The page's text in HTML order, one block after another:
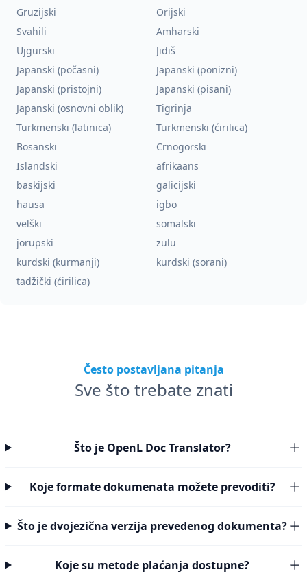
Gruzijski
Orijski
Svahili
Amharski
Ujgurski
Jidiš
Japanski (počasni)
Japanski (ponizni)
Japanski (pristojni)
Japanski (pisani)
Japanski (osnovni oblik)
Tigrinja
Turkmenski (latinica)
Turkmenski (ćirilica)
Bosanski
Crnogorski
Islandski
afrikaans
baskijski
galicijski
hausa
igbo
velški
somalski
jorupski
zulu
kurdski (kurmanji)
kurdski (sorani)
tadžički (ćirilica)
Često postavljana pitanja
Sve što trebate znati
Što je OpenL Doc Translator?
Koje formate dokumenata možete prevoditi?
Što je dvojezična verzija prevedenog dokumenta?
Koje su metode plaćanja dostupne?